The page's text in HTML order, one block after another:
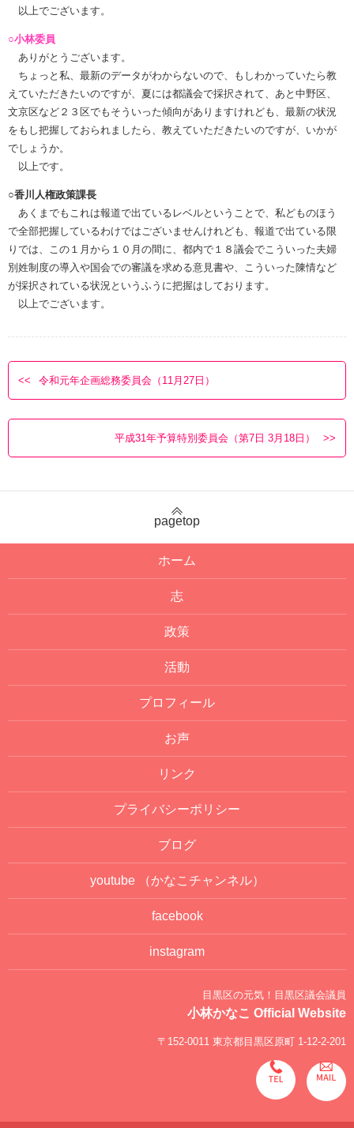
以上でございます。
○小林委員
ありがとうございます。
ちょっと私、最新のデータがわからないので、もしわかっていたら教
えていただきたいのですが、夏には都議会で採択されて、あと中野区、
文京区など２３区でもそういった傾向がありますけれども、最新の状況
をもし把握しておられましたら、教えていただきたいのですが、いかが
でしょうか。
以上です。
○香川人権政策課長
あくまでもこれは報道で出ているレベルということで、私どものほう
で全部把握しているわけではございませんけれども、報道で出ている限
りでは、この１月から１０月の間に、都内で１８議会でこういった夫婦
別姓制度の導入や国会での審議を求める意見書や、こういった陳情など
が採択されている状況というふうに把握はしております。
以上でございます。
令和元年企画総務委員会（11月27日）
平成31年予算特別委員会（第7日 3月18日）
pagetop
ホーム
志
政策
活動
プロフィール
お声
リンク
プライバシーポリシー
ブログ
youtube （かなこチャンネル）
facebook
instagram
目黒区の元気！目黒区議会議員
小林かなこ Official Website
〒152-0011 東京都目黒区原町 1-12-2-201